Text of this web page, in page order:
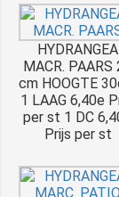
HYDRANGEA
MACR. PAARS
cm HOOGTE
1 LAAG 6,40e
per st 1 DC
Prijs per st